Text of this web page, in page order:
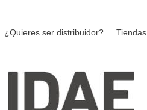
¿Quieres ser distribuidor? Tiendas